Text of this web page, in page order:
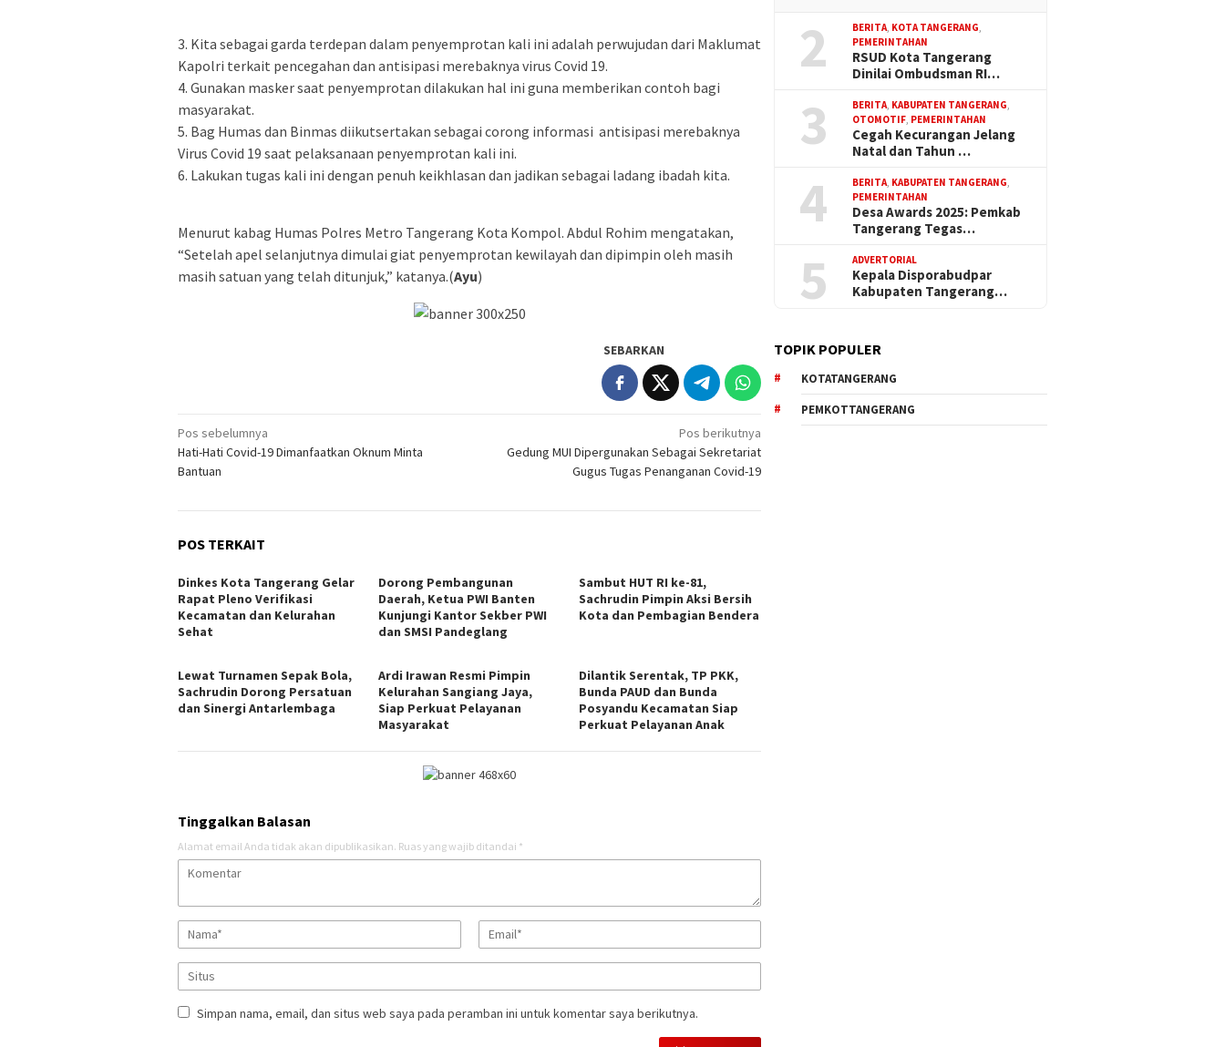
3. Kita sebagai garda terdepan dalam penyemprotan kali ini adalah perwujudan dari Maklumat
Kapolri terkait pencegahan dan antisipasi merebaknya virus Covid 19.
4. Gunakan masker saat penyemprotan dilakukan hal ini guna memberikan contoh bagi
masyarakat.
5. Bag Humas dan Binmas diikutsertakan sebagai corong informasi antisipasi merebaknya
Virus Covid 19 saat pelaksanaan penyemprotan kali ini.
6. Lakukan tugas kali ini dengan penuh keikhlasan dan jadikan sebagai ladang ibadah kita.
Menurut kabag Humas Polres Metro Tangerang Kota Kompol. Abdul Rohim mengatakan,
“Setelah apel selanjutnya dimulai giat penyemprotan kewilayah dan dipimpin oleh masih
masih satuan yang telah ditunjuk,” katanya.(Ayu)
SEBARKAN
Navigasi
pos
Pos sebelumnya
Hati-Hati Covid-19 Dimanfaatkan Oknum Minta
Bantuan
Pos berikutnya
Gedung MUI Dipergunakan Sebagai Sekretariat
Gugus Tugas Penanganan Covid-19
POS TERKAIT
Dinkes Kota Tangerang Gelar
Rapat Pleno Verifikasi
Kecamatan dan Kelurahan
Sehat
Dorong Pembangunan
Daerah, Ketua PWI Banten
Kunjungi Kantor Sekber PWI
dan SMSI Pandeglang
Sambut HUT RI ke-81,
Sachrudin Pimpin Aksi Bersih
Kota dan Pembagian Bendera
Lewat Turnamen Sepak Bola,
Sachrudin Dorong Persatuan
dan Sinergi Antarlembaga
Ardi Irawan Resmi Pimpin
Kelurahan Sangiang Jaya,
Siap Perkuat Pelayanan
Masyarakat
Dilantik Serentak, TP PKK,
Bunda PAUD dan Bunda
Posyandu Kecamatan Siap
Perkuat Pelayanan Anak
Tinggalkan Balasan
Alamat email Anda tidak akan dipublikasikan. Ruas yang wajib ditandai *
Simpan nama, email, dan situs web saya pada peramban ini untuk komentar saya berikutnya.
2 BERITA, KOTA TANGERANG,
PEMERINTAHAN
RSUD Kota Tangerang
Dinilai Ombudsman RI…
3 BERITA, KABUPATEN TANGERANG,
OTOMOTIF, PEMERINTAHAN
Cegah Kecurangan Jelang
Natal dan Tahun …
4 BERITA, KABUPATEN TANGERANG,
PEMERINTAHAN
Desa Awards 2025: Pemkab
Tangerang Tegas…
5 ADVERTORIAL
Kepala Disporabudpar
Kabupaten Tangerang…
TOPIK POPULER
KOTATANGERANG
PEMKOTTANGERANG